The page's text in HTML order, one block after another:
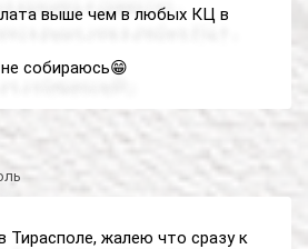
выше чем в любых КЦ в
собираюсь😁
Тирасполе, жалею что сразу к